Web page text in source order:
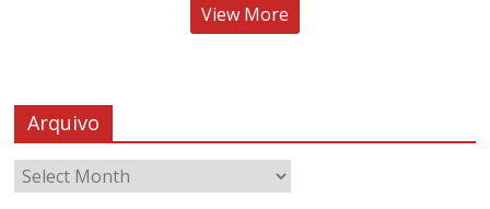
View More
Arquivo